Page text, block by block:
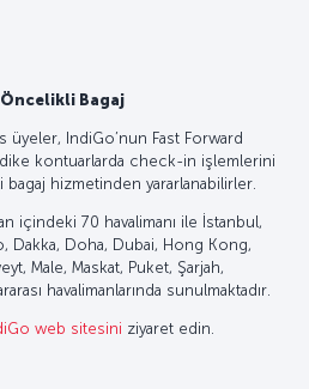
Bagaj
üyeler, IndiGo’nun Fast Forward
kontuarlarda check-in işlemlerini
hizmetinden yararlanabilirler.
içindeki 70 havalimanı ile İstanbul,
Dakka, Doha, Dubai, Hong Kong,
Male, Maskat, Puket, Şarjah,
havalimanlarında sunulmaktadır.
web sitesini ziyaret edin.